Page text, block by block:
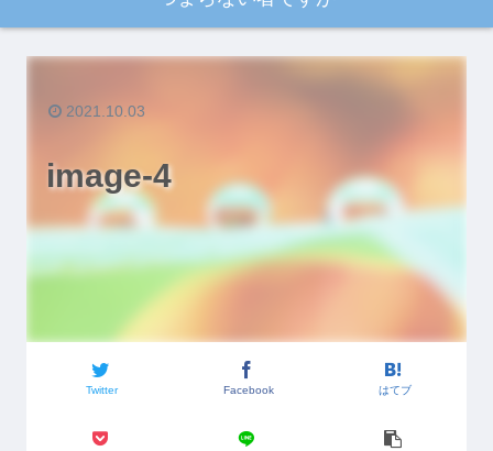
image-4
Twitter Facebook はてブ
2021.10.03